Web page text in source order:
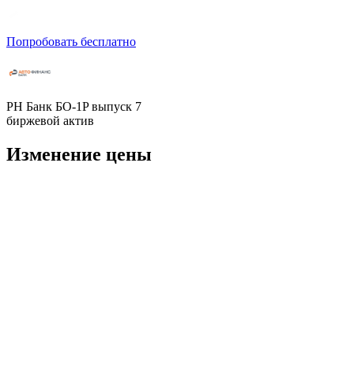
Попробовать бесплатно
РН Банк БО-1P выпуск 7
биржевой актив
Изменение цены